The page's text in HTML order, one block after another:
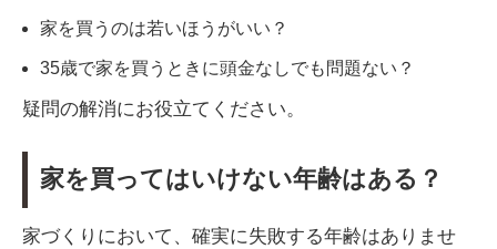
家を買うのは若いほうがいい？
35歳で家を買うときに頭金なしでも問題ない？
疑問の解消にお役立てください。
家を買ってはいけない年齢はある？
家づくりにおいて、確実に失敗する年齢はありませ